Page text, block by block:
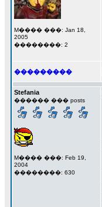
M���� ���: Jan 18,
2005
��������: 2
���������
Stefania
������ ��� posts
M���� ���: Feb 19,
2004
��������: 630